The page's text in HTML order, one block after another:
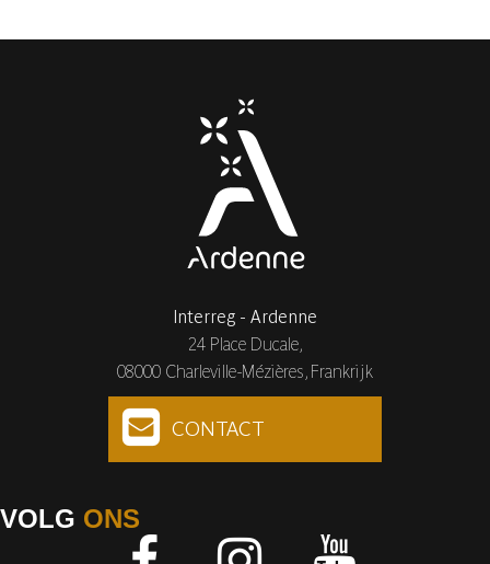
Interreg - Ardenne
24 Place Ducale,
08000 Charleville-Mézières, Frankrijk
CONTACT
VOLG ONS